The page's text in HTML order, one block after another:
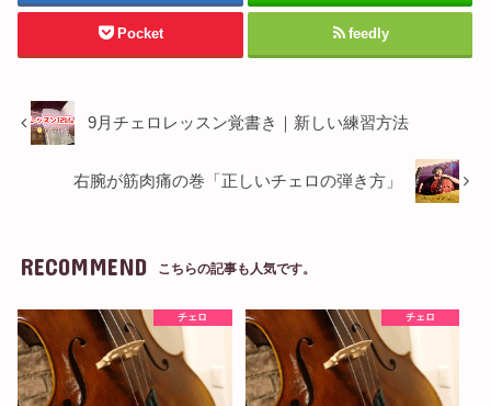
Pocket feedly
9月チェロレッスン覚書き｜新しい練習方法
右腕が筋肉痛の巻「正しいチェロの弾き方」
RECOMMEND こちらの記事も人気です。
チェロ チェロ